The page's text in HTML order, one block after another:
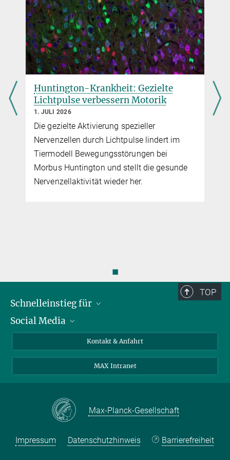
Huntington-Krankheit: Gezielte
Lichtpulse verbessern Motorik
1. JULI 2026
Die gezielte Aktivierung spezieller
Nervenzellen durch Lichtpulse lindert im
Tiermodell Bewegungsstörungen bei
Morbus Huntington und stellt die gesunde
Nervenzellaktivität wieder her.
◼
TOP
Schnelleinstieg für
Journalist*innen
Schüler*innen und Lehrkräfte
Social Media
LinkedIn
Facebook
Kontakt & Anfahrt
MAX Intranet
Max-Planck-Gesellschaft
Impressum Datenschutzhinweis Barrierefreiheit